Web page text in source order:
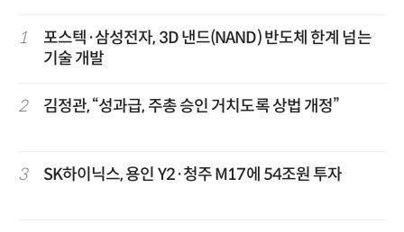
1
포스텍·삼성전자, 3D 낸드(NAND) 반도체 한계 넘는
기술 개발
2 김정관, “성과급, 주총 승인 거치도록 상법 개정”
3 SK하이닉스, 용인 Y2·청주 M17에 54조원 투자